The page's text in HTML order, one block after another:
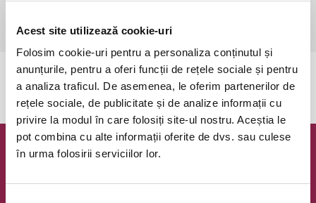
Acest site utilizează cookie-uri
Folosim cookie-uri pentru a personaliza conținutul și
anunțurile, pentru a oferi funcții de rețele sociale și pentru
a analiza traficul. De asemenea, le oferim partenerilor de
rețele sociale, de publicitate și de analize informații cu
privire la modul în care folosiți site-ul nostru. Aceștia le
pot combina cu alte informații oferite de dvs. sau culese
în urma folosirii serviciilor lor.
Informații suplimentare, la nr. de telefon 0773 825 249.
Evenimentul a expirat.
Newsletter @ Bilete.ro